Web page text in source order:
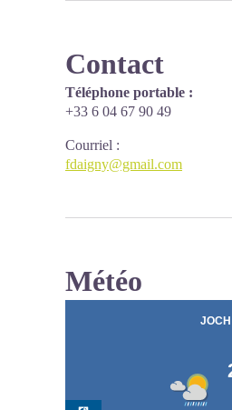
Contact
Téléphone portable :
+33 6 04 67 90 49
Courriel :
fdaigny@gmail.com
Météo